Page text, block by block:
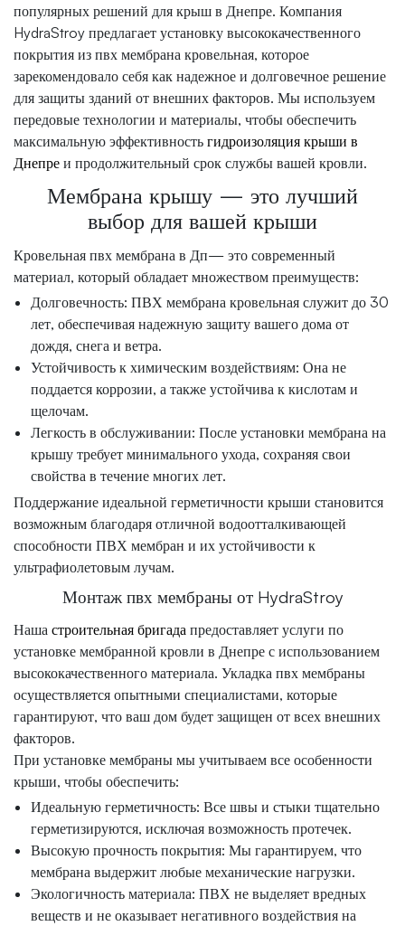
популярных решений для крыш в Днепре. Компания
HydraStroy предлагает установку высококачественного
покрытия из пвх мембрана кровельная, которое
зарекомендовало себя как надежное и долговечное решение
для защиты зданий от внешних факторов. Мы используем
передовые технологии и материалы, чтобы обеспечить
максимальную эффективность гидроизоляция крыши в
Днепре и продолжительный срок службы вашей кровли.
Мембрана крышу — это лучший
выбор для вашей крыши
Кровельная пвх мембрана в Дп— это современный
материал, который обладает множеством преимуществ:
Долговечность: ПВХ мембрана кровельная служит до 30
лет, обеспечивая надежную защиту вашего дома от
дождя, снега и ветра.
Устойчивость к химическим воздействиям: Она не
поддается коррозии, а также устойчива к кислотам и
щелочам.
Легкость в обслуживании: После установки мембрана на
крышу требует минимального ухода, сохраняя свои
свойства в течение многих лет.
Поддержание идеальной герметичности крыши становится
возможным благодаря отличной водоотталкивающей
способности ПВХ мембран и их устойчивости к
ультрафиолетовым лучам.
Монтаж пвх мембраны от HydraStroy
Наша строительная бригада предоставляет услуги по
установке мембранной кровли в Днепре с использованием
высококачественного материала. Укладка пвх мембраны
осуществляется опытными специалистами, которые
гарантируют, что ваш дом будет защищен от всех внешних
факторов.
При установке мембраны мы учитываем все особенности
крыши, чтобы обеспечить:
Идеальную герметичность: Все швы и стыки тщательно
герметизируются, исключая возможность протечек.
Высокую прочность покрытия: Мы гарантируем, что
мембрана выдержит любые механические нагрузки.
Экологичность материала: ПВХ не выделяет вредных
веществ и не оказывает негативного воздействия на